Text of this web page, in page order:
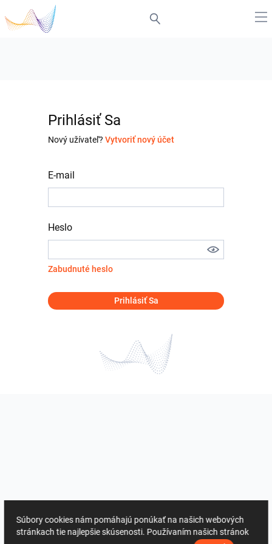
Prihlásiť Sa
Nový užívateľ? Vytvoriť nový účet
E-mail
Heslo
Zabudnuté heslo
Prihlásiť Sa
Súbory cookies nám pomáhajú ponúkať na našich webových
stránkach tie najlepšie skúsenosti. Používaním našich stránok